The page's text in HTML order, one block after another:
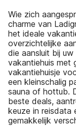
Wie zich
charme van
het ideale
overzichtelijke
die aansluit bij
vakantiehuis met
vakantiehuisje
een kleinschalig
sauna of hottub.
beste deals,
keuze in reisdata
gemakkelijk